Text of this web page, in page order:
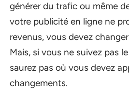
générer du trafic ou même
votre publicité en ligne ne
revenus, vous devez
Mais, si vous ne suivez pas
saurez pas où vous devez
changements.